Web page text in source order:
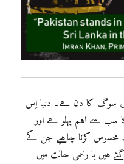
میں آج 23 اپریل 2019 قومی سوگ کا دن ہے۔ دنیا اِس
سے اہم پہلو ہے اور
محسوس کرنا چاہیے جن کے
ہیں یا زخمی حالت میں